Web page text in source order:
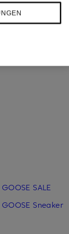
SALE
Sneaker